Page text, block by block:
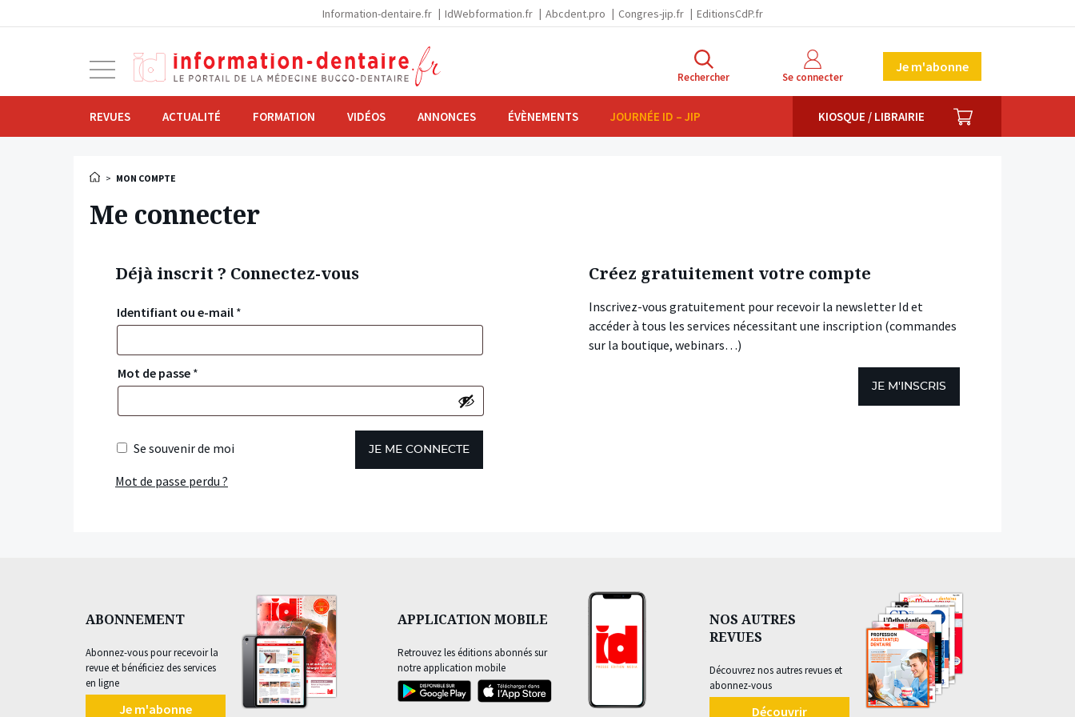
Information-dentaire.fr IdWebformation.fr Abcdent.pro Congres-jip.fr EditionsCdP.fr
navigation
Rechercher Se connecter
Je m'abonne
REVUES ACTUALITÉ FORMATION VIDÉOS ANNONCES ÉVÈNEMENTS JOURNÉE ID – JIP KIOSQUE / LIBRAIRIE PANIER
> MON COMPTE
Me connecter
Déjà inscrit ? Connectez-vous
Identifiant ou e-mail *
Mot de passe *
Se souvenir de moi JE ME CONNECTE
Mot de passe perdu ?
Créez gratuitement votre compte
Inscrivez-vous gratuitement pour recevoir la newsletter Id et
accéder à tous les services nécessitant une inscription (commandes
sur la boutique, webinars…)
JE M'INSCRIS
ABONNEMENT
Abonnez-vous pour recevoir la
revue et bénéficiez des services
en ligne
Je m'abonne
APPLICATION MOBILE
Retrouvez les éditions abonnés sur
notre application mobile
NOS AUTRES
REVUES
Découvrez nos autres revues et
abonnez-vous
Découvrir